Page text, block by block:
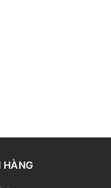
HÀNG